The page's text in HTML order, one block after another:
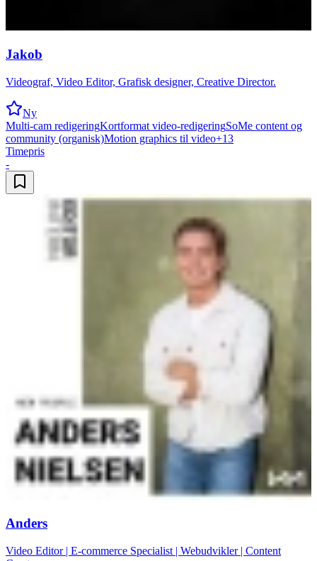
Jakob
Videograf, Video Editor, Grafisk designer, Creative Director.
Ny
Multi-cam redigeringKortformat video-redigeringSoMe content og
community (organisk)Motion graphics til video+13
Timepris
-
Anders
Video Editor | E-commerce Specialist | Webudvikler | Content